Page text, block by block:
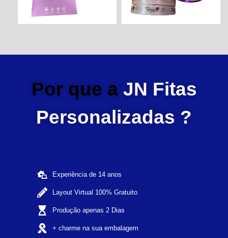
Por que a JN Fitas
Personalizadas ?
Experiência de 14 anos
Layout Virtual 100% Gratuito
Produção apenas 2 Dias
+ charme na sua embalagem